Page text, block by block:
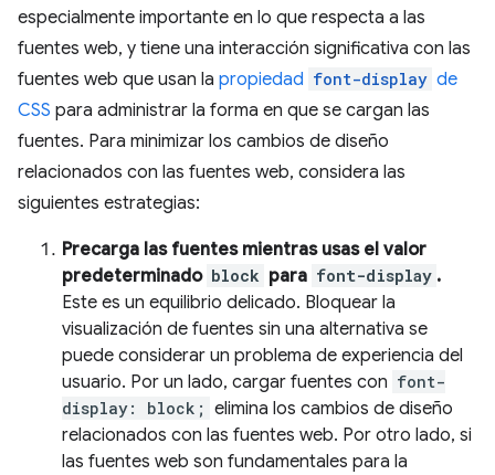
especialmente importante en lo que respecta a las
fuentes web, y tiene una interacción significativa con las
fuentes web que usan la propiedad font-display de
CSS para administrar la forma en que se cargan las
fuentes. Para minimizar los cambios de diseño
relacionados con las fuentes web, considera las
siguientes estrategias:
Precarga las fuentes mientras usas el valor
predeterminado block para font-display .
Este es un equilibrio delicado. Bloquear la
visualización de fuentes sin una alternativa se
puede considerar un problema de experiencia del
usuario. Por un lado, cargar fuentes con font-
display: block; elimina los cambios de diseño
relacionados con las fuentes web. Por otro lado, si
las fuentes web son fundamentales para la